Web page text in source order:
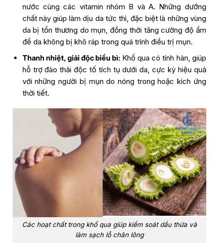
nước cùng các vitamin nhóm B và A. Những dưỡng
chất này giúp làm dịu da tức thì, đặc biệt là những vùng
da bị tổn thương do mụn, đồng thời tăng cường độ ẩm
để da không bị khô ráp trong quá trình điều trị mụn.
Thanh nhiệt, giải độc biểu bì:Khổ qua có tính hàn, giúp
hỗ trợ đào thải độc tố tích tụ dưới da, cực kỳ hiệu quả
với những người bị mụn do nóng trong hoặc kích ứng
thời tiết.
Các hoạt chất trong khổ qua giúp kiểm soát dầu thừa và
làm sạch lỗ chân lông